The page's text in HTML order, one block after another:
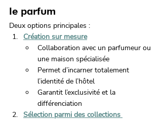
le parfum
Deux options principales :
Création sur mesure
Collaboration avec un parfumeur ou
une maison spécialisée
Permet d’incarner totalement
l’identité de l’hôtel
Garantit l’exclusivité et la
différenciation
Sélection parmi des collections